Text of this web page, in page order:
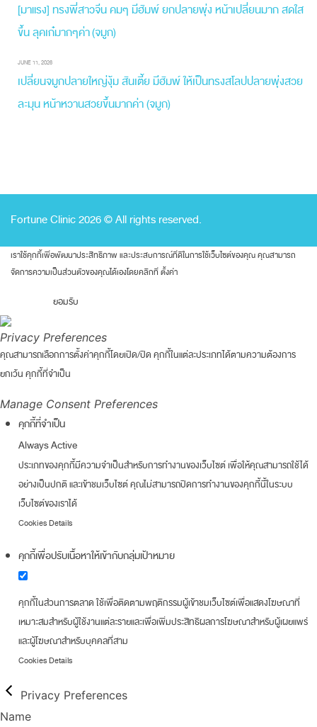
[มาแรง] ทรงพี่สาวจีน คมๆ มีฮัมพ์ ยกปลายพุ่ง หน้าเปลี่ยนมาก สดใส
ขึ้น ลุคเก๋มากๆค่า (จมูก)
JUNE 11, 2026
เปลี่ยนจมูกปลายใหญ่งุ้ม สันเตี้ย มีฮัมพ์ ให้เป็นทรงสโลปปลายพุ่งสวย
ละมุน หน้าหวานสวยขึ้นมากค่า (จมูก)
Fortune Clinic 2026 © All rights reserved.
เราใช้คุกกี้เพื่อพัฒนาประสิทธิภาพ และประสบการณ์ที่ดีในการใช้เว็บไซต์ของคุณ คุณสามารถ
จัดการความเป็นส่วนตัวของคุณได้เองโดยคลิกที่ตั้งค่า
ยอมรับ
Privacy Preferences
คุณสามารถเลือกการตั้งค่าคุกกี้โดยเปิด/ปิด คุกกี้ในแต่ละประเภทได้ตามความต้องการ
ยกเว้น คุกกี้ที่จำเป็น
Manage Consent Preferences
คุกกี้ที่จำเป็น
Always Active
ประเภทของคุกกี้มีความจำเป็นสำหรับการทำงานของเว็บไซต์ เพื่อให้คุณสามารถใช้ได้
อย่างเป็นปกติ และเข้าชมเว็บไซต์ คุณไม่สามารถปิดการทำงานของคุกกี้นี้ในระบบ
เว็บไซต์ของเราได้
Cookies Details
คุกกี้เพื่อปรับเนื้อหาให้เข้ากับกลุ่มเป้าหมาย
คุกกี้ในส่วนการตลาด ใช้เพื่อติดตามพฤติกรรมผู้เข้าชมเว็บไซต์เพื่อแสดงโฆษณาที่
เหมาะสมสำหรับผู้ใช้งานแต่ละรายและเพื่อเพิ่มประสิทธิผลการโฆษณาสำหรับผู้เผยแพร่
และผู้โฆษณาสำหรับบุคคลที่สาม
Cookies Details
Privacy Preferences
Name